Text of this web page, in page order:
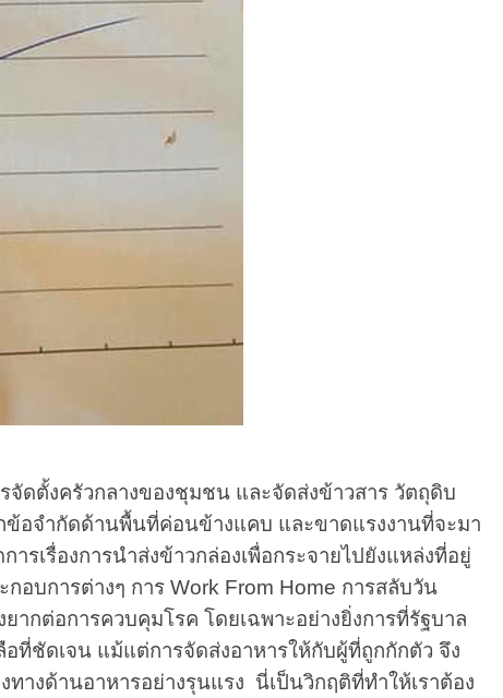
ตั้งครัวกลางของชุมชน และจัดส่งข้าวสาร วัตถุดิบ
ข้อจำกัดด้านพื้นที่ค่อนข้างแคบ และขาดแรงงานที่จะมา
เรื่องการนำส่งข้าวกล่องเพื่อกระจายไปยังแหล่งที่อยู่
อบการต่างๆ การ Work From Home การสลับวัน
กต่อการควบคุมโรค โดยเฉพาะอย่างยิ่งการที่รัฐบาล
ที่ชัดเจน แม้แต่การจัดส่งอาหารให้กับผู้ที่ถูกกักตัว จึง
งด้านอาหารอย่างรุนแรง นี่เป็นวิกฤติที่ทำให้เราต้อง